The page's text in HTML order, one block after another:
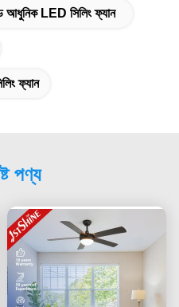
আধুনিক LED সিলিং ফ্যান
ফ্যান
পণ্য